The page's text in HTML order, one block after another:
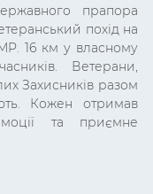
прапора
похід на
16 км у власному
Ветерани,
Захисників разом
Кожен отримав
та приємне